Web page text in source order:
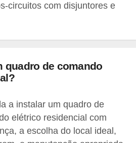
circuitos com disjuntores e
quadro de comando
a instalar um quadro de
elétrico residencial com
a escolha do local ideal,